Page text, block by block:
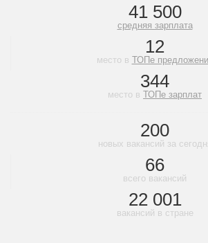
41 500
средняя зарплата
12
место в ТОПе
344
место в ТОПе зарплат
200
новых вакансий за
66
всего вакансий
22 001
вакансий в стране